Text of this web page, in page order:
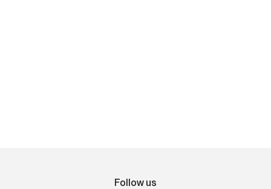
Follow us